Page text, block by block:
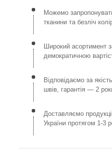
Можемо
тканини та безліч
Широкий асортимент
демократичною
Відповідаємо за
швів, гарантія — 2
Доставляємо
України протягом 1-3